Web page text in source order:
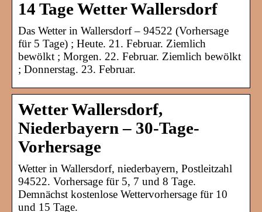
14 Tage Wetter Wallersdorf
Das Wetter in Wallersdorf – 94522 (Vorhersage
für 5 Tage) ; Heute. 21. Februar. Ziemlich
bewölkt ; Morgen. 22. Februar. Ziemlich bewölkt
; Donnerstag. 23. Februar.
Wetter Wallersdorf,
Niederbayern – 30-Tage-
Vorhersage
Wetter in Wallersdorf, niederbayern, Postleitzahl
94522. Vorhersage für 5, 7 und 8 Tage.
Demnächst kostenlose Wettervorhersage für 10
und 15 Tage.